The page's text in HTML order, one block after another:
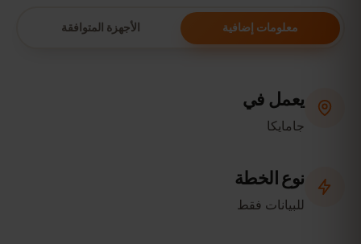
معلومات إضافية الأجهزة المتوافقة
يعمل في
جامايكا
نوع الخطة
للبيانات فقط